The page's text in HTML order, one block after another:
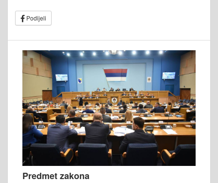
Podijeli
Predmet zakona